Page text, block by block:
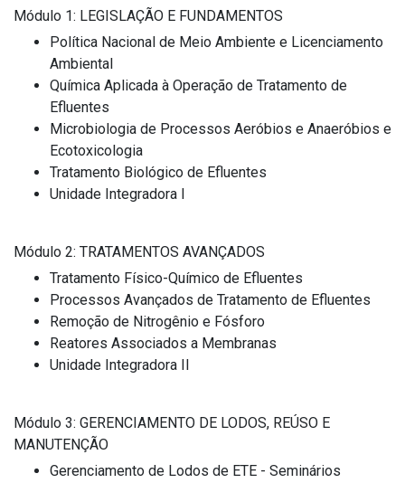
Módulo 1: LEGISLAÇÃO E FUNDAMENTOS
Política Nacional de Meio Ambiente e Licenciamento
Ambiental
Química Aplicada à Operação de Tratamento de
Efluentes
Microbiologia de Processos Aeróbios e Anaeróbios e
Ecotoxicologia
Tratamento Biológico de Efluentes
Unidade Integradora I
Módulo 2: TRATAMENTOS AVANÇADOS
Tratamento Físico-Químico de Efluentes
Processos Avançados de Tratamento de Efluentes
Remoção de Nitrogênio e Fósforo
Reatores Associados a Membranas
Unidade Integradora II
Módulo 3: GERENCIAMENTO DE LODOS, REÚSO E
MANUTENÇÃO
Gerenciamento de Lodos de ETE - Seminários